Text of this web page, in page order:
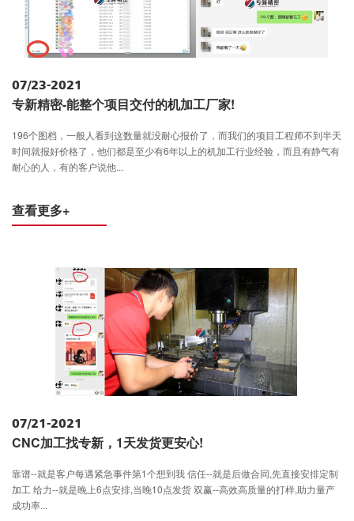
07/23-2021
专新精密-能整个项目交付的机加工厂家!
196个图档，一般人看到这数量就没耐心报价了，而我们的项目工程师不到半天
时间就报好价格了，他们都是至少有6年以上的机加工行业经验，而且有静气有
耐心的人，有的客户说他...
查看更多+
07/21-2021
CNC加工找专新，1天发货更安心!
靠谱--就是客户每遇紧急事件第1个想到我 信任--就是后做合同,先直接安排定制
加工 给力--就是晚上6点安排,当晚10点发货 双赢--高效高质量的打样,助力量产
成功率...